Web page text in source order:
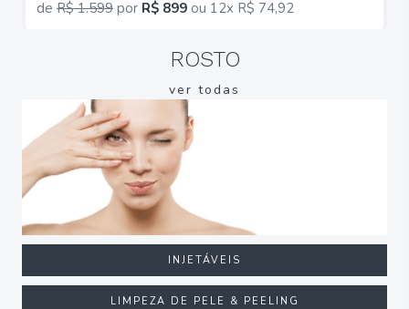
de R$ 1.599 por R$ 899 ou 12x R$ 74,92
ROSTO
ver todas
INJETÁVEIS
LIMPEZA DE PELE & PEELING